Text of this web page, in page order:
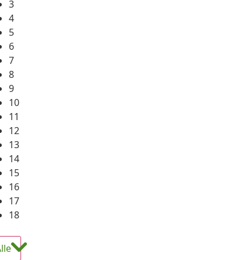
3
4
5
6
7
8
9
10
11
12
13
14
15
16
17
18